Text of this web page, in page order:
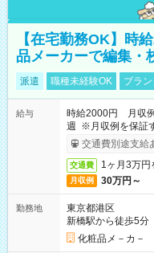
【在宅勤務OK】時
品メーカーで編集・
派遣 職種未経験OK ブラ
給与
時給2000円 月収
週 ※月収例を保証
ービス利用可（利用
交通費別途支給
交通費 1ヶ月3万円
月収例 30万円～
勤務地
東京都港区
新橋駅から徒歩5分
化粧品メ－カ－